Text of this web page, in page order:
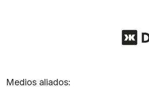
Medios aliados: